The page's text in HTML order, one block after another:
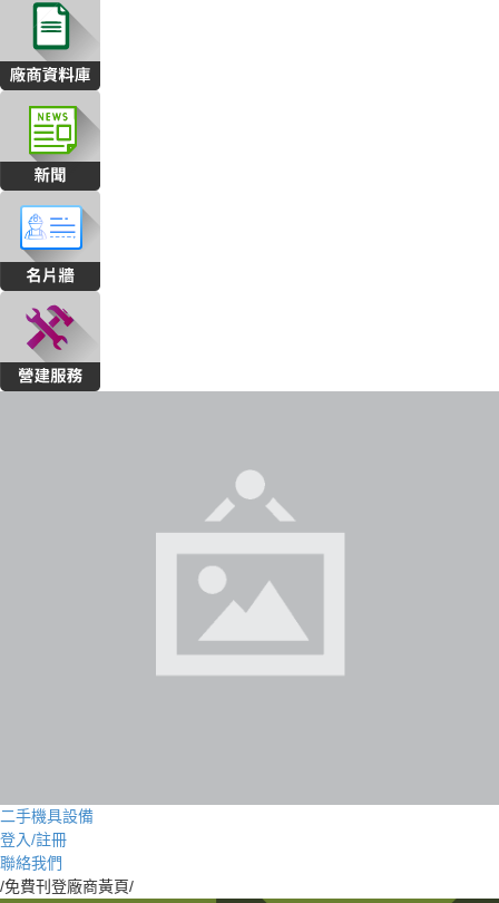
二手機具設備
登入/註冊
聯絡我們
/免費刊登廠商黃頁/